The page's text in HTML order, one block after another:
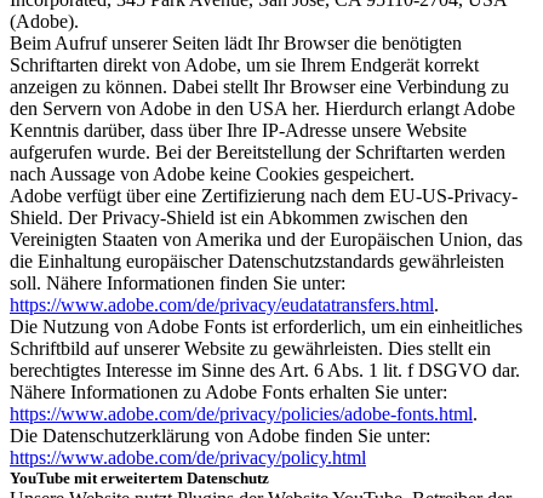
(Adobe).
Beim Aufruf unserer Seiten lädt Ihr Browser die benötigten
Schriftarten direkt von Adobe, um sie Ihrem Endgerät korrekt
anzeigen zu können. Dabei stellt Ihr Browser eine Verbindung zu
den Servern von Adobe in den USA her. Hierdurch erlangt Adobe
Kenntnis darüber, dass über Ihre IP-Adresse unsere Website
aufgerufen wurde. Bei der Bereitstellung der Schriftarten werden
nach Aussage von Adobe keine Cookies gespeichert.
Adobe verfügt über eine Zertifizierung nach dem EU-US-Privacy-
Shield. Der Privacy-Shield ist ein Abkommen zwischen den
Vereinigten Staaten von Amerika und der Europäischen Union, das
die Einhaltung europäischer Datenschutzstandards gewährleisten
soll. Nähere Informationen finden Sie unter:
https://www.adobe.com/de/privacy/eudatatransfers.html.
Die Nutzung von Adobe Fonts ist erforderlich, um ein einheitliches
Schriftbild auf unserer Website zu gewährleisten. Dies stellt ein
berechtigtes Interesse im Sinne des Art. 6 Abs. 1 lit. f DSGVO dar.
Nähere Informationen zu Adobe Fonts erhalten Sie unter:
https://www.adobe.com/de/privacy/policies/adobe-fonts.html.
Die Datenschutzerklärung von Adobe finden Sie unter:
https://www.adobe.com/de/privacy/policy.html
YouTube mit erweitertem Datenschutz